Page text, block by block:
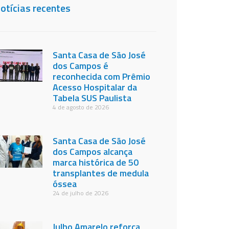
recentes
Santa Casa de São José
dos Campos é
reconhecida com Prêmio
Acesso Hospitalar da
Tabela SUS Paulista
4 de agosto de 2026
Santa Casa de São José
dos Campos alcança
marca histórica de 50
transplantes de medula
óssea
24 de julho de 2026